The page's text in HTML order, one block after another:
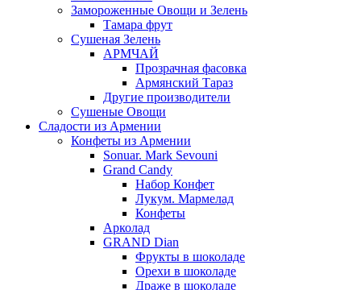
Замороженные Овощи и Зелень
Тамара фрут
Сушеная Зелень
АРМЧАЙ
Прозрачная фасовка
Армянский Тараз
Другие производители
Сушеные Овощи
Сладости из Армении
Конфеты из Армении
Sonuar. Mark Sevouni
Grand Candy
Набор Конфет
Лукум. Мармелад
Конфеты
Арколад
GRAND Dian
Фрукты в шоколаде
Орехи в шоколаде
Драже в шоколаде